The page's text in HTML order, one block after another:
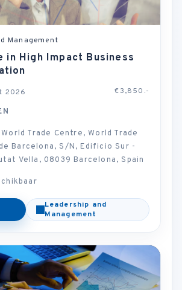
Management
High Impact Business
2026 €3,850.-
Trade Centre, World Trade
Barcelona, S/N, Edificio Sur -
Vella, 08039 Barcelona, Spain
Leadership and
Management